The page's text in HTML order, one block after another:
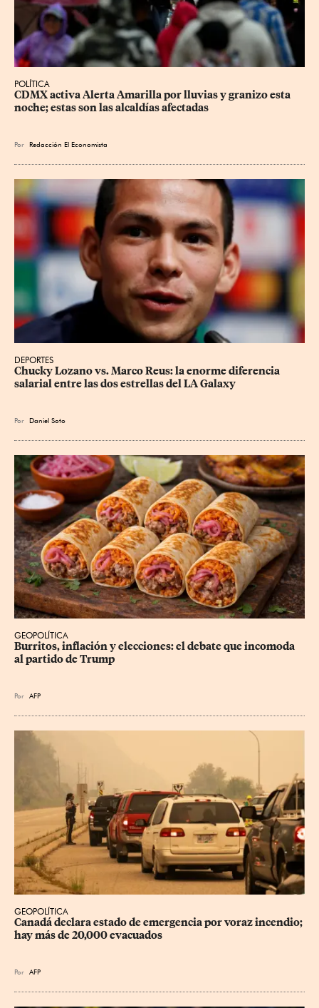
POLÍTICA
CDMX activa Alerta Amarilla por lluvias y granizo esta
noche; estas son las alcaldías afectadas
Por Redacción El Economista
DEPORTES
Chucky Lozano vs. Marco Reus: la enorme diferencia
salarial entre las dos estrellas del LA Galaxy
Por Daniel Soto
GEOPOLÍTICA
Burritos, inflación y elecciones: el debate que incomoda
al partido de Trump
Por AFP
GEOPOLÍTICA
Canadá declara estado de emergencia por voraz incendio;
hay más de 20,000 evacuados
Por AFP